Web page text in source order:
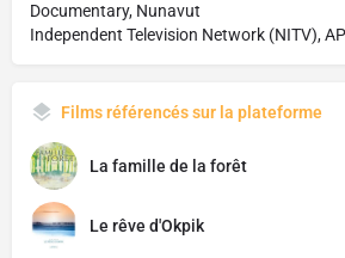
Documentary, Nunavut
Independent Television Network (NITV),
Films référencés sur la plateforme
La famille de la forêt
Le rêve d'Okpik